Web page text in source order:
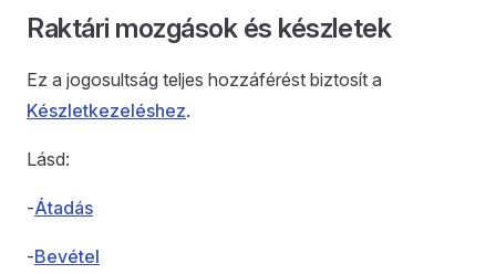
Raktári mozgások és készletek
Ez a jogosultság teljes hozzáférést biztosít a
Készletkezeléshez.
Lásd:
-Átadás
-Bevétel